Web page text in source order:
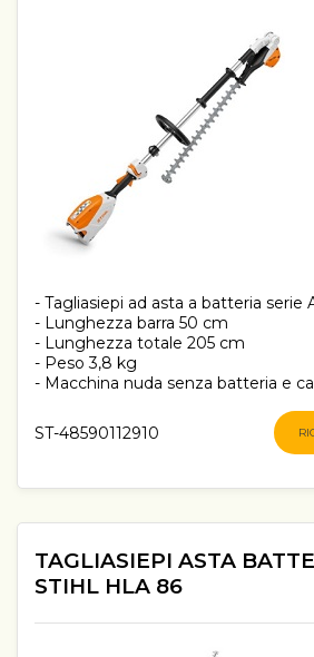
- Tagliasiepi ad asta a batteria serie
- Lunghezza barra 50 cm
- Lunghezza totale 205 cm
- Peso 3,8 kg
- Macchina nuda senza batteria e
ST-48590112910
TAGLIASIEPI ASTA
STIHL HLA 86